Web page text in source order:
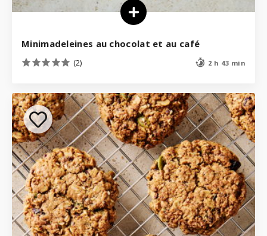
Minimadeleines au chocolat et au café
(2) 2 h 43 min